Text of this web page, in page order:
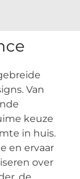
Van
keuze
in huis.
en ervaar
over